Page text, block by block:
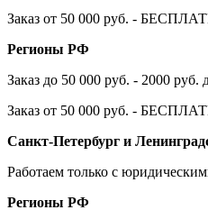
Заказ от 50 000 руб. -
Регионы РФ
Заказ до 50 000 руб. - 2000
Заказ от 50 000 руб. -
Санкт-Петербург и
Работаем только с
Регионы РФ